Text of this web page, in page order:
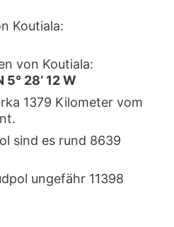
Koutiala:
von Koutiala:
5° 28‘ 12 W
1379 Kilometer vom
sind es rund 8639
ungefähr 11398